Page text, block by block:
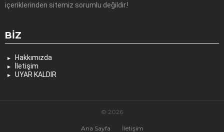
içeriklerinden sitemiz sorumlu değildir.!
BIZ
Hakkımızda
İletişim
UYAR KALDIR
© 2026
Ana Sayfa İletişim